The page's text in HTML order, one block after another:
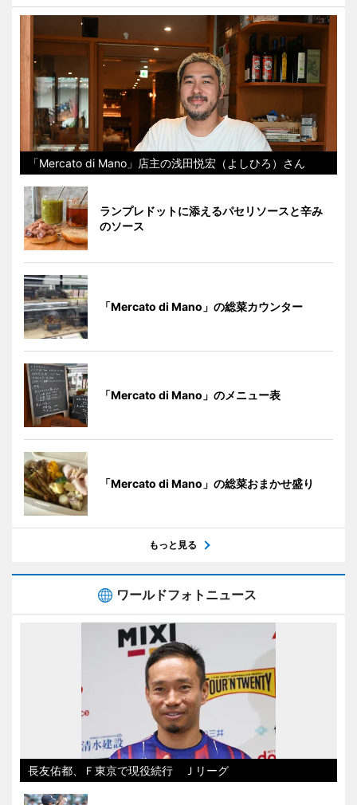
「Mercato di Mano」店主の浅田悦宏（よしひろ）さん
ランプレドットに添えるパセリソースと辛み
のソース
「Mercato di Mano」の総菜カウンター
「Mercato di Mano」のメニュー表
「Mercato di Mano」の総菜おまかせ盛り
もっと見る
ワールドフォトニュース
長友佑都、Ｆ東京で現役続行 Ｊリーグ